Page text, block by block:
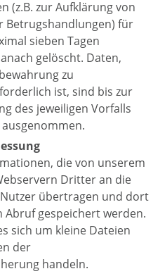
(z.B. zur Aufklärung von
Betrugshandlungen) für
sieben Tagen
gelöscht. Daten,
zu
ist, sind bis zur
des jeweiligen Vorfalls
die von unserem
Dritter an die
übertragen und dort
gespeichert werden.
sich um kleine Dateien
der
handeln.